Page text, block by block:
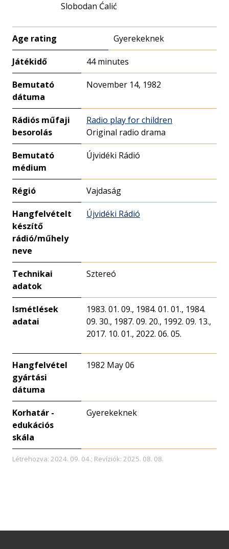
Slobodan Ćalić
Age rating Gyerekeknek
Játékidő 44 minutes
Bemutató
dátuma
November 14, 1982
Rádiós műfaji
besorolás
Radio play for children
Original radio drama
Bemutató
médium
Újvidéki Rádió
Régió Vajdaság
Hangfelvételt
készítő
rádió/műhely
neve
Újvidéki Rádió
Technikai
adatok
Sztereó
Ismétlések
adatai
1983. 01. 09., 1984. 01. 01., 1984.
09. 30., 1987. 09. 20., 1992. 09. 13.,
2017. 10. 01., 2022. 06. 05.
Hangfelvétel
gyártási
dátuma
1982 May 06
Korhatár -
edukációs
skála
Gyerekeknek
Létrehozva: 2024. 09. 04.; Revíziók: 2025. 08. 08.